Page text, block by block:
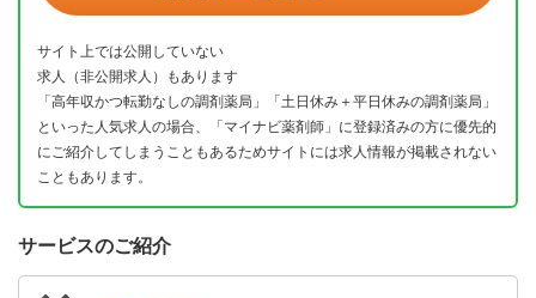
サイト上では公開していない
求人（非公開求人）もあります
「高年収かつ転勤なしの調剤薬局」「土日休み＋平日休みの調剤薬局」
といった人気求人の場合、「マイナビ薬剤師」に登録済みの方に優先的
にご紹介してしまうこともあるためサイトには求人情報が掲載されない
こともあります。
サービスのご紹介